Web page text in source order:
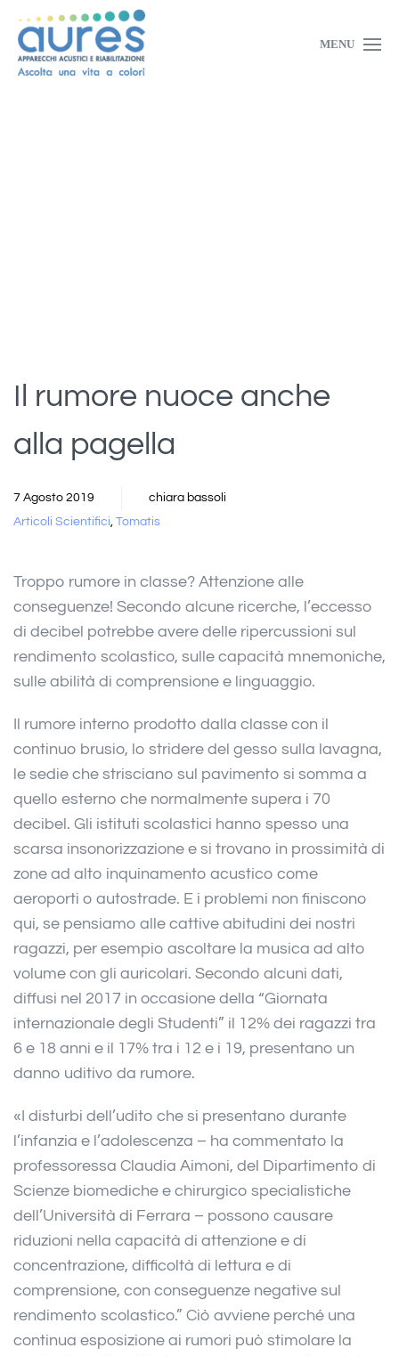
MENU
Il rumore nuoce anche
alla pagella
7 Agosto 2019
chiara bassoli
Articoli Scientifici, Tomatis
Troppo rumore in classe? Attenzione alle
conseguenze! Secondo alcune ricerche, l’eccesso
di decibel potrebbe avere delle ripercussioni sul
rendimento scolastico, sulle capacità mnemoniche,
sulle abilità di comprensione e linguaggio.
Il rumore interno prodotto dalla classe con il
continuo brusio, lo stridere del gesso sulla lavagna,
le sedie che strisciano sul pavimento si somma a
quello esterno che normalmente supera i 70
decibel. Gli istituti scolastici hanno spesso una
scarsa insonorizzazione e si trovano in prossimità di
zone ad alto inquinamento acustico come
aeroporti o autostrade. E i problemi non finiscono
qui, se pensiamo alle cattive abitudini dei nostri
ragazzi, per esempio ascoltare la musica ad alto
volume con gli auricolari. Secondo alcuni dati,
diffusi nel 2017 in occasione della “Giornata
internazionale degli Studenti” il 12% dei ragazzi tra
6 e 18 anni e il 17% tra i 12 e i 19, presentano un
danno uditivo da rumore.
«I disturbi dell’udito che si presentano durante
l’infanzia e l’adolescenza – ha commentato la
professoressa Claudia Aimoni, del Dipartimento di
Scienze biomediche e chirurgico specialistiche
dell’Università di Ferrara – possono causare
riduzioni nella capacità di attenzione e di
concentrazione, difficoltà di lettura e di
comprensione, con conseguenze negative sul
rendimento scolastico.” Ciò avviene perché una
continua esposizione ai rumori può stimolare la